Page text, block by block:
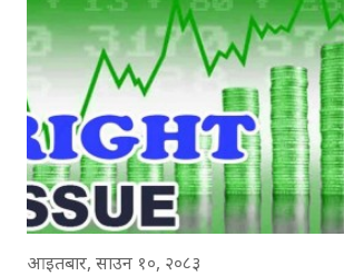
आइतबार, साउन १०, २०८३